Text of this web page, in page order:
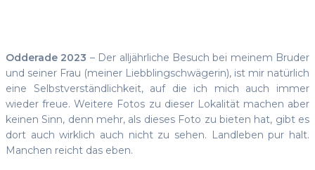
Odderade 2023 – Der alljährliche Besuch bei meinem Bruder
und seiner Frau (meiner Liebblingschwägerin), ist mir natürlich
eine Selbstverständlichkeit, auf die ich mich auch immer
wieder freue. Weitere Fotos zu dieser Lokalität machen aber
keinen Sinn, denn mehr, als dieses Foto zu bieten hat, gibt es
dort auch wirklich auch nicht zu sehen. Landleben pur halt.
Manchen reicht das eben.